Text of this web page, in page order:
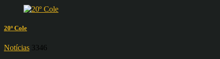
20º Cole
Notícias 3346